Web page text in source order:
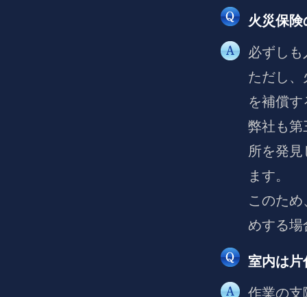
火災保
必ずし
ただし
を補償
弊社も第
所を発
ます。
このた
めする
室内は
作業の支